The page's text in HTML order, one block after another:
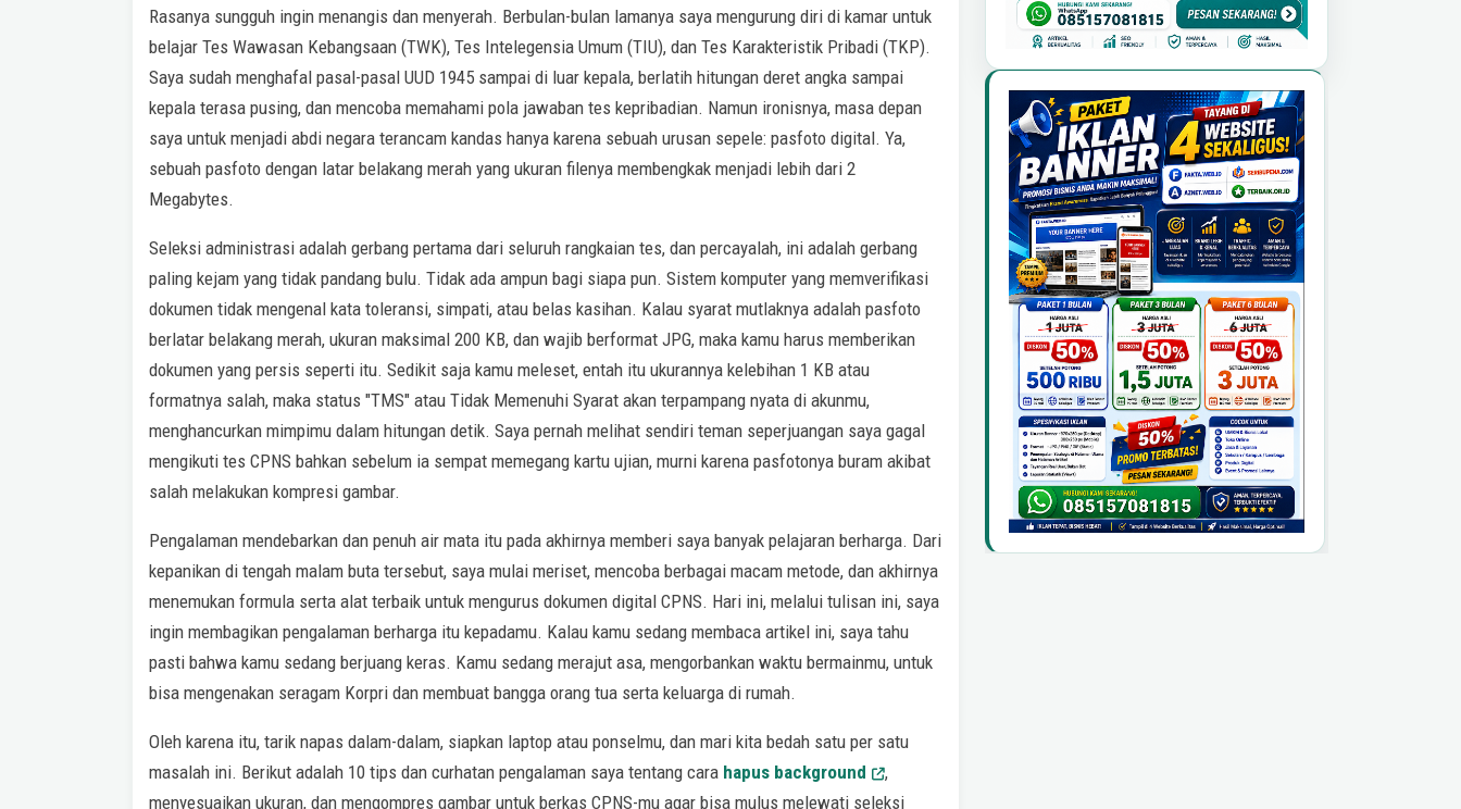
Rasanya sungguh ingin menangis dan menyerah. Berbulan-bulan lamanya saya mengurung diri di kamar untuk
belajar Tes Wawasan Kebangsaan (TWK), Tes Intelegensia Umum (TIU), dan Tes Karakteristik Pribadi (TKP).
Saya sudah menghafal pasal-pasal UUD 1945 sampai di luar kepala, berlatih hitungan deret angka sampai
kepala terasa pusing, dan mencoba memahami pola jawaban tes kepribadian. Namun ironisnya, masa depan
saya untuk menjadi abdi negara terancam kandas hanya karena sebuah urusan sepele: pasfoto digital. Ya,
sebuah pasfoto dengan latar belakang merah yang ukuran filenya membengkak menjadi lebih dari 2
Megabytes.
Seleksi administrasi adalah gerbang pertama dari seluruh rangkaian tes, dan percayalah, ini adalah gerbang
paling kejam yang tidak pandang bulu. Tidak ada ampun bagi siapa pun. Sistem komputer yang memverifikasi
dokumen tidak mengenal kata toleransi, simpati, atau belas kasihan. Kalau syarat mutlaknya adalah pasfoto
berlatar belakang merah, ukuran maksimal 200 KB, dan wajib berformat JPG, maka kamu harus memberikan
dokumen yang persis seperti itu. Sedikit saja kamu meleset, entah itu ukurannya kelebihan 1 KB atau
formatnya salah, maka status "TMS" atau Tidak Memenuhi Syarat akan terpampang nyata di akunmu,
menghancurkan mimpimu dalam hitungan detik. Saya pernah melihat sendiri teman seperjuangan saya gagal
mengikuti tes CPNS bahkan sebelum ia sempat memegang kartu ujian, murni karena pasfotonya buram akibat
salah melakukan kompresi gambar.
Pengalaman mendebarkan dan penuh air mata itu pada akhirnya memberi saya banyak pelajaran berharga. Dari
kepanikan di tengah malam buta tersebut, saya mulai meriset, mencoba berbagai macam metode, dan akhirnya
menemukan formula serta alat terbaik untuk mengurus dokumen digital CPNS. Hari ini, melalui tulisan ini, saya
ingin membagikan pengalaman berharga itu kepadamu. Kalau kamu sedang membaca artikel ini, saya tahu
pasti bahwa kamu sedang berjuang keras. Kamu sedang merajut asa, mengorbankan waktu bermainmu, untuk
bisa mengenakan seragam Korpri dan membuat bangga orang tua serta keluarga di rumah.
Oleh karena itu, tarik napas dalam-dalam, siapkan laptop atau ponselmu, dan mari kita bedah satu per satu
masalah ini. Berikut adalah 10 tips dan curhatan pengalaman saya tentang cara hapus background
,
menyesuaikan ukuran, dan mengompres gambar untuk berkas CPNS-mu agar bisa mulus melewati seleksi